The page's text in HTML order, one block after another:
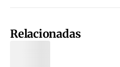
Relacionadas